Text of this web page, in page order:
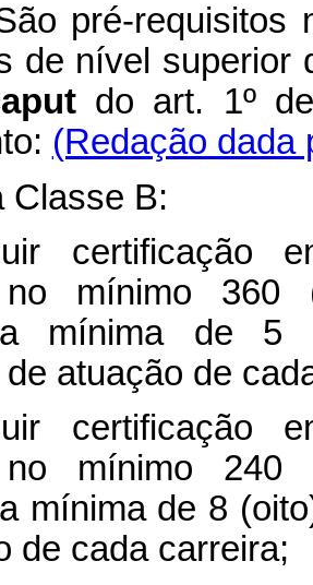
pré-requisitos
de nível superior
do art. 1º
(Redação dada
Classe B:
certificação
no mínimo 360
mínima de 5
atuação de
certificação
no mínimo 240
mínima de 8
de cada carreira;